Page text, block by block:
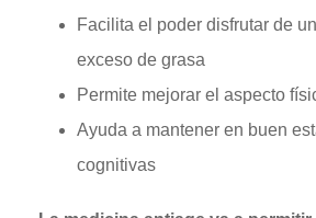
Facilita el poder disfrutar de
exceso de grasa
Permite mejorar el aspecto
Ayuda a mantener en buen
cognitivas